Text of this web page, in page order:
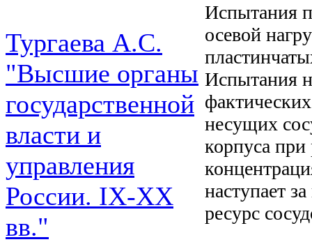
Тургаева А.С.
"Высшие органы
государственной
власти и
управления
России. IХ-ХХ
вв."
Испытания
осевой
Испытания
несущих
корпуса
наступает
ресурс